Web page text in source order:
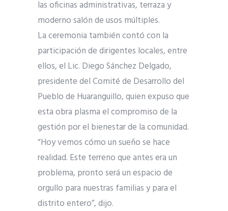
las oficinas administrativas, terraza y
moderno salón de usos múltiples.
La ceremonia también contó con la
participación de dirigentes locales, entre
ellos, el Lic. Diego Sánchez Delgado,
presidente del Comité de Desarrollo del
Pueblo de Huaranguillo, quien expuso que
esta obra plasma el compromiso de la
gestión por el bienestar de la comunidad.
“Hoy vemos cómo un sueño se hace
realidad. Este terreno que antes era un
problema, pronto será un espacio de
orgullo para nuestras familias y para el
distrito entero”, dijo.